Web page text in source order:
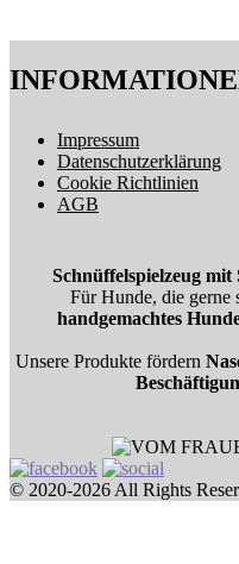
Impressum
Datenschutzerklärung
Cookie Richtlinien
AGB
Schnüffelspielzeug
Für Hunde, die gerne
handgemachtes
Unsere Produkte fördern
© 2020-2026 All Rights